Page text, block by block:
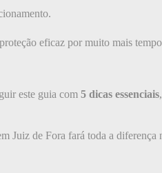
eficaz por muito mais
este guia com 5 dicas essenciais
Juiz de Fora fará toda a